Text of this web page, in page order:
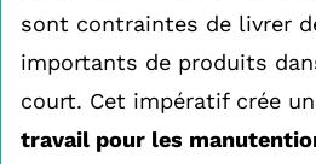
sont contraintes de livrer
importants de produits
court. Cet impératif crée
travail pour les